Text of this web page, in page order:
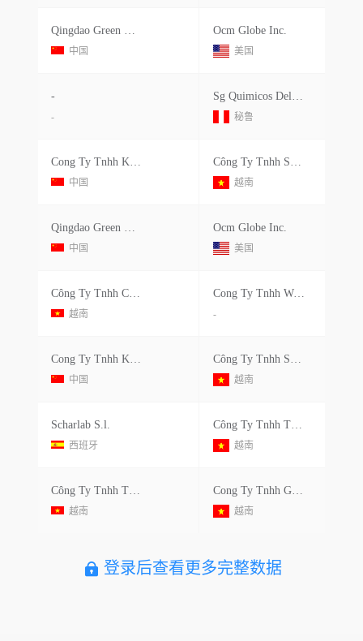
Qingdao Green Market Trading
中国
Ocm Globe Inc.
美国
-
-
Sg Quimicos Del Peru S.a.c.
秘鲁
Cong Ty Tnhh Ks One Chemical
中国
Công Ty Tnhh Snj Tech Vina
越南
Qingdao Green Market Trading
中国
Ocm Globe Inc.
美国
Công Ty Tnhh Công Nghệ Noberfer Việt Nam
越南
Cong Ty Tnhh Wistron Infocomm Viet Nam
-
Cong Ty Tnhh Ks One Chemical
中国
Công Ty Tnhh Snj Tech Vina
越南
Scharlab S.l.
西班牙
Công Ty Tnhh Thương Mại Hóa Chất Thiết Bị Đoàn Lê
越南
Công Ty Tnhh Thương Mại Dịch Vụ Xuất Nhập Khẩu Cv Việt Nam
越南
Cong Ty Tnhh Guangbo Viet Nam
越南
登录后查看更多完整数据